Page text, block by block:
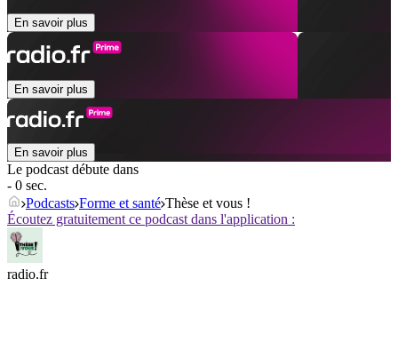
En savoir plus
En savoir plus
En savoir plus
Le podcast débute dans
- 0 sec.
Podcasts Forme et santé Thèse et vous !
Écoutez gratuitement ce podcast dans l'application :
radio.fr